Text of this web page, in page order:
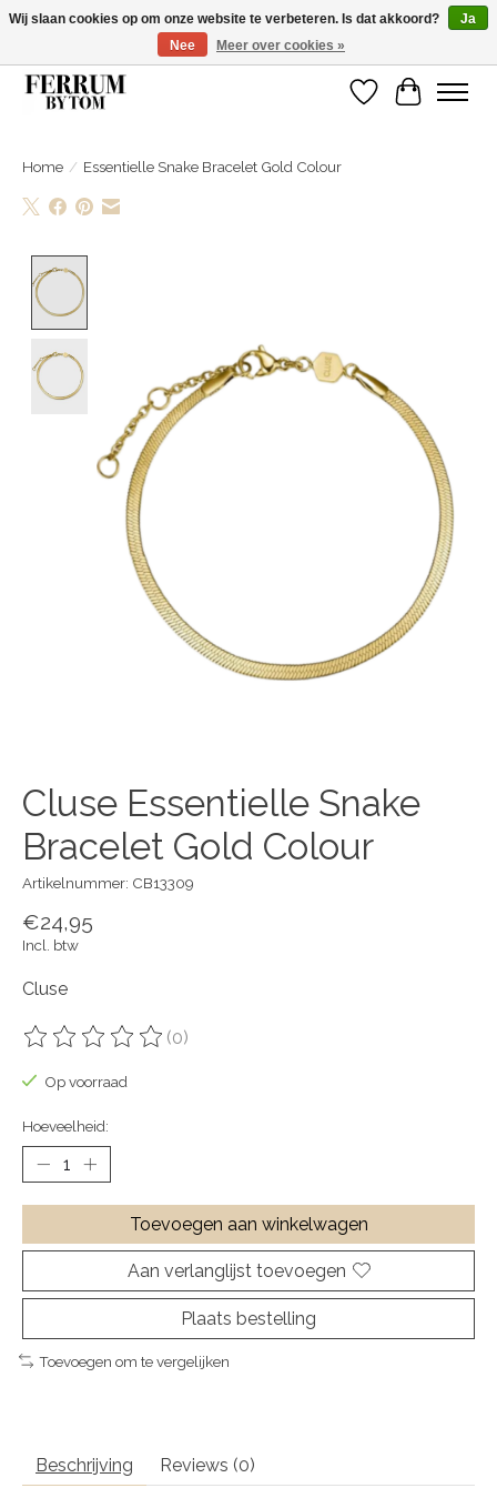
Wij zijn gelsoten van 14 tm 18 februari
Verlanglijst
Home / Essentielle Snake Bracelet Gold Colour
Cluse Essentielle Snake
Bracelet Gold Colour
Artikelnummer: CB13309
€24,95
Incl. btw
Cluse
De beoordeling van dit product is
(0)
Op voorraad
Hoeveelheid:
Toevoegen aan winkelwagen
Aan verlanglijst toevoegen
Plaats bestelling
Toevoegen om te vergelijken
Beschrijving Reviews (0)
Wij slaan cookies op om onze website te verbeteren. Is dat akkoord?
Ja
Nee
Meer over cookies »